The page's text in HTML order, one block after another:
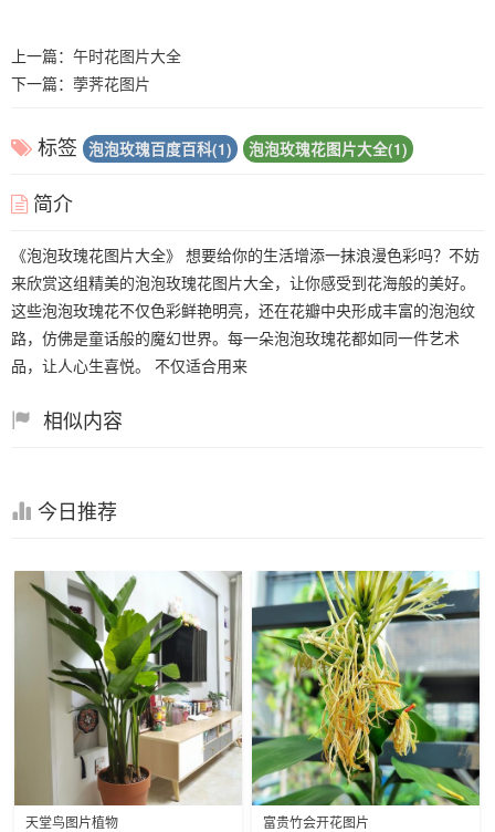
上一篇： 午时花图片大全
下一篇： 荸荠花图片
标签 泡泡玫瑰百度百科(1) 泡泡玫瑰花图片大全(1)
简介
《泡泡玫瑰花图片大全》 想要给你的生活增添一抹浪漫色彩吗？不妨
来欣赏这组精美的泡泡玫瑰花图片大全，让你感受到花海般的美好。
这些泡泡玫瑰花不仅色彩鲜艳明亮，还在花瓣中央形成丰富的泡泡纹
路，仿佛是童话般的魔幻世界。每一朵泡泡玫瑰花都如同一件艺术
品，让人心生喜悦。 不仅适合用来
相似内容
今日推荐
天堂鸟图片植物 富贵竹会开花图片